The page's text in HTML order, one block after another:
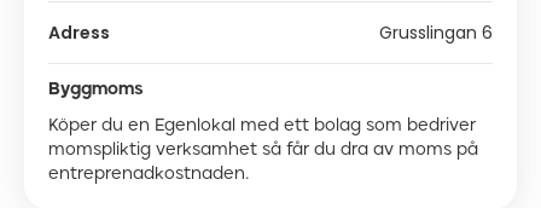
Adress Grusslingan 6
Byggmoms
Köper du en Egenlokal med ett bolag som bedriver
momspliktig verksamhet så får du dra av moms på
entreprenadkostnaden.